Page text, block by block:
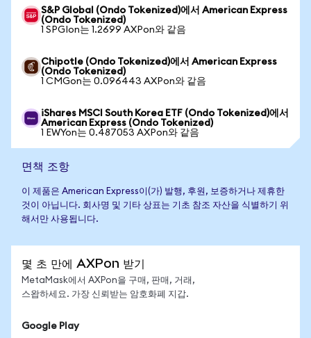
S&P Global (Ondo Tokenized)에서 American Express
(Ondo Tokenized)
1 SPGIon는 1.2699 AXPon와 같음
Chipotle (Ondo Tokenized)에서 American Express
(Ondo Tokenized)
1 CMGon는 0.096443 AXPon와 같음
iShares MSCI South Korea ETF (Ondo Tokenized)에서
American Express (Ondo Tokenized)
1 EWYon는 0.487053 AXPon와 같음
면책 조항
이 제품은 American Express이(가) 발행, 후원, 보증하거나 제휴한
것이 아닙니다. 회사명 및 기타 상표는 기초 참조 자산을 식별하기 위
해서만 사용됩니다.
몇 초 만에 AXPon 받기
MetaMask에서 AXPon을 구매, 판매, 거래,
스왑하세요. 가장 신뢰받는 암호화폐 지갑.
Google Play